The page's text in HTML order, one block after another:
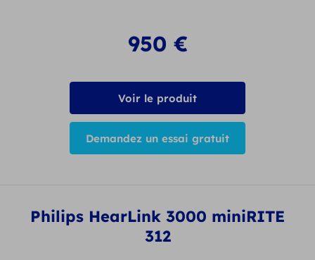
950 €
Voir le produit
Demandez un essai gratuit
Philips HearLink 3000 miniRITE
312